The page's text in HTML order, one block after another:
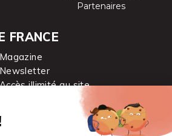
Partenaires
FRANCE
Magazine
Newsletter
illimité au site